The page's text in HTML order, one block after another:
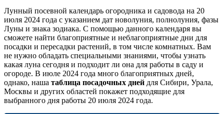
Лунный посевной календарь огородника и садовода на 20
июля 2024 года с указанием дат новолуния, полнолуния, фазы
Луны и знака зодиака. С помощью данного календаря вы
сможете найти благоприятные и неблагоприятные дни для
посадки и пересадки растений, в том числе комнатных. Вам
не нужно обладать специальными знаниями, чтобы узнать
какая луна сегодня и подходит ли она для работы в саду и
огороде. В июле 2024 года много благоприятных дней,
однако, наша таблица посадочных дней для Сибири, Урала,
Москвы и других областей покажет подходящие для
выбранного дня работы 20 июля 2024 года.